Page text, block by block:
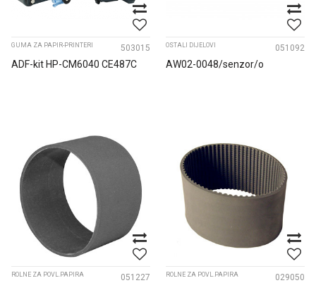
GUMA ZA PAPIR-PRINTERI 503015
ADF-kit HP-CM6040 CE487C
OSTALI DIJELOVI 051092
AW02-0048/senzor/o
ROLNE ZA POVL.PAPIRA 051227 ROLNE ZA POVL.PAPIRA 029050